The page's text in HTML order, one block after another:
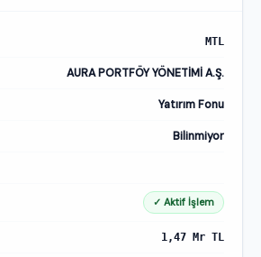
MTL
AURA PORTFÖY YÖNETİMİ A.Ş.
Yatırım Fonu
Bilinmiyor
✓ Aktif İşlem
1,47 Mr TL